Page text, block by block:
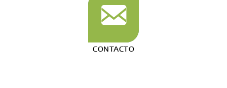
CONTACTO